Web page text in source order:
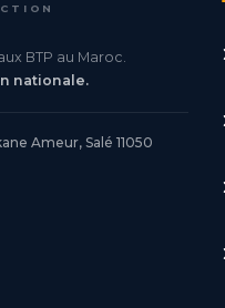
BTP au Maroc.
nationale.
Ameur, Salé 11050